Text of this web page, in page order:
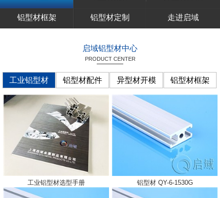
铝型材框架 铝型材定制 走进启域
启域铝型材中心
PRODUCT CENTER
工业铝型材 铝型材配件 异型材开模 铝型材框架
工业铝型材选型手册 铝型材 QY-6-1530G